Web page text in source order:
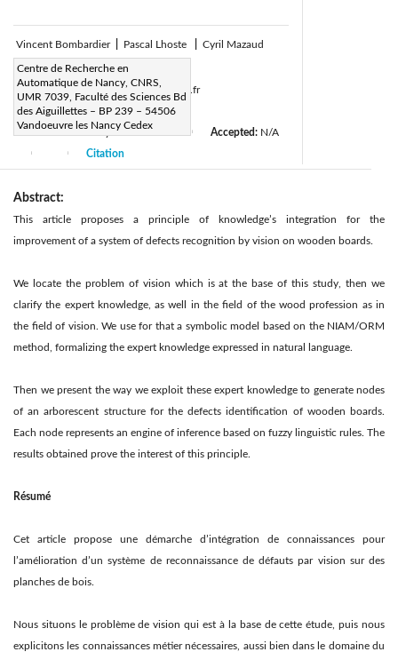
Vincent Bombardier Pascal Lhoste Cyril Mazaud
Centre de Recherche en
Automatique de Nancy, CNRS,
UMR 7039, Faculté des Sciences Bd
des Aiguillettes – BP 239 – 54506
Vandoeuvre les Nancy Cedex
Corresponding Author Email:
Vincent.Bombardier@cran.uhp-nancy.fr
Page:227-247
6 Janurary 2004 Accepted: N/A
Citation
Abstract:
This article proposes a principle of knowledge’s integration for the
improvement of a system of defects recognition by vision on wooden boards.
We locate the problem of vision which is at the base of this study, then we
clarify the expert knowledge, as well in the field of the wood profession as in
the field of vision. We use for that a symbolic model based on the NIAM/ORM
method, formalizing the expert knowledge expressed in natural language.
Then we present the way we exploit these expert knowledge to generate nodes
of an arborescent structure for the defects identification of wooden boards.
Each node represents an engine of inference based on fuzzy linguistic rules. The
results obtained prove the interest of this principle.
Résumé
Cet article propose une démarche d’intégration de connaissances pour
l’amélioration d’un système de reconnaissance de défauts par vision sur des
planches de bois.
Nous situons le problème de vision qui est à la base de cette étude, puis nous
explicitons les connaissances métier nécessaires, aussi bien dans le domaine du